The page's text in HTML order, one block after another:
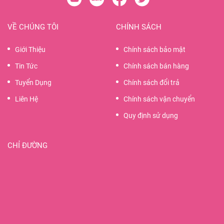
VỀ CHÚNG TÔI
Giới Thiệu
Tin Tức
Tuyển Dụng
Liên Hệ
CHÍNH SÁCH
Chính sách bảo mật
Chính sách bán hàng
Chính sách đổi trả
Chính sách vận chuyển
Quy định sử dụng
CHỈ ĐƯỜNG